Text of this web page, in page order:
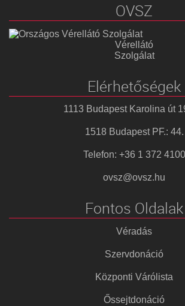
OVSZ
Vérellátó
Szolgálat
Elérhetőségek
1113 Budapest Karolina út
1518 Budapest PF.: 44.
Telefon: +36 1 372 4100
ovsz@ovsz.hu
Fontos Oldalak
Véradás
Szervdonáció
Központi Várólista
Őssejtdonáció